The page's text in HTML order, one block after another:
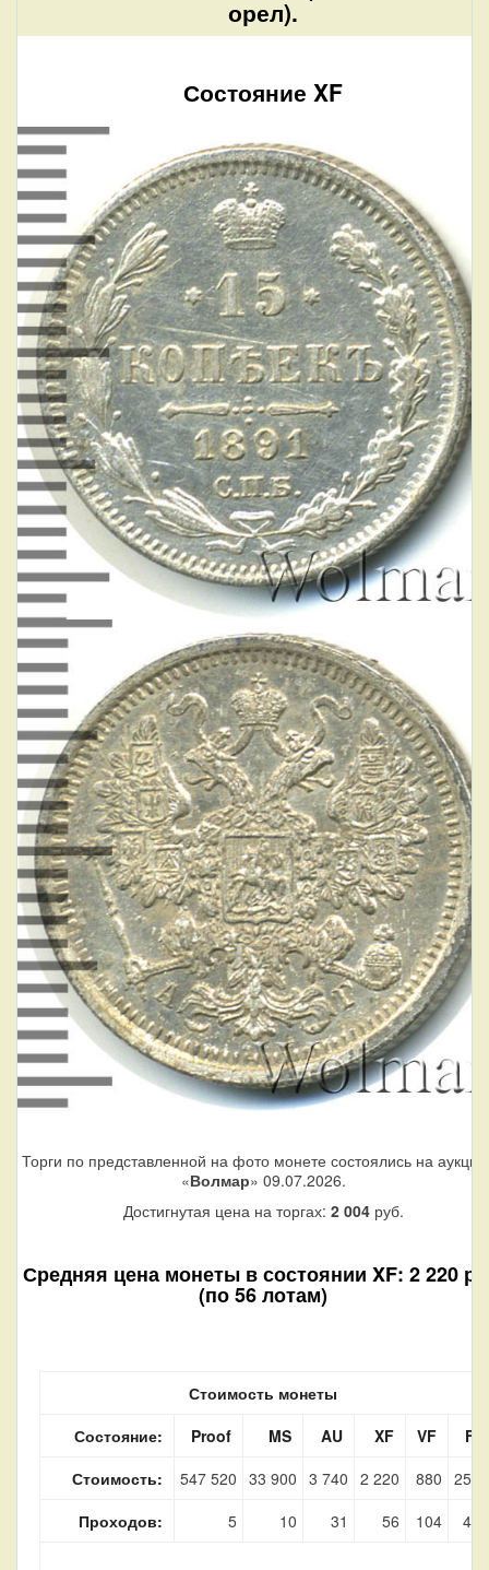
орел).
Состояние XF
Торги по представленной на фото монете состоялись на
«Волмар» 09.07.2026.
Достигнутая цена на торгах: 2 004руб.
Средняя цена монеты в состоянии XF: 2 220
(по 56 лотам)
Стоимость монеты
Состояние:
Proof MS AU XF VF
F
Стоимость:
547 520 33 900 3 740 2 220 880 250
Проходов:
5 10 31 56 104 40